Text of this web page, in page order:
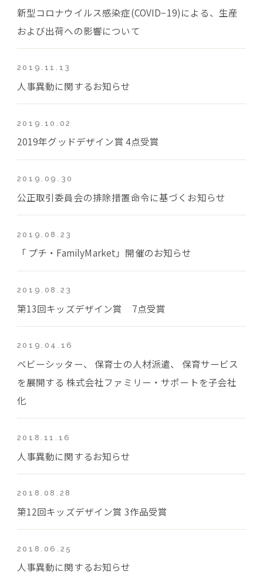
新型コロナウイルス感染症(COVID−19)による、生産
および出荷への影響について
2019.11.13
人事異動に関するお知らせ
2019.10.02
2019年グッドデザイン賞 4点受賞
2019.09.30
公正取引委員会の排除措置命令に基づくお知らせ
2019.08.23
「 プチ・FamilyMarket」開催のお知らせ
2019.08.23
第13回キッズデザイン賞 7点受賞
2019.04.16
ベビーシッター、 保育士の人材派遣、 保育サービス
を展開する 株式会社ファミリー・サポートを子会社
化
2018.11.16
人事異動に関するお知らせ
2018.08.28
第12回キッズデザイン賞 3作品受賞
2018.06.25
人事異動に関するお知らせ